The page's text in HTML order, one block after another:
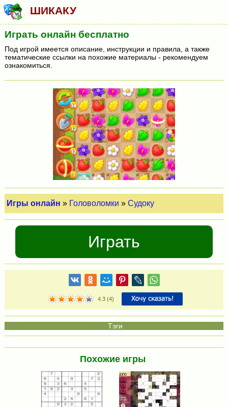
ШИКАКУ
Играть онлайн бесплатно
Под игрой имеется описание, инструкции и правила, а также
тематические ссылки на похожие материалы - рекомендуем
ознакомиться.
Игры онлайн » Головоломки »Судоку
Играть
4.3(4)
Похожие игры